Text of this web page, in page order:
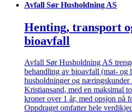
Avfall Sør Husholdning AS
Henting, transport
bioavfall
Avfall Sør Husholdning AS
behandling av bioavfall (mat- og
husholdninger og næringskunder
Kristiansand, med en maksimal
kroner over 1 år, med opsjon på
Oppdraget omfatter hele